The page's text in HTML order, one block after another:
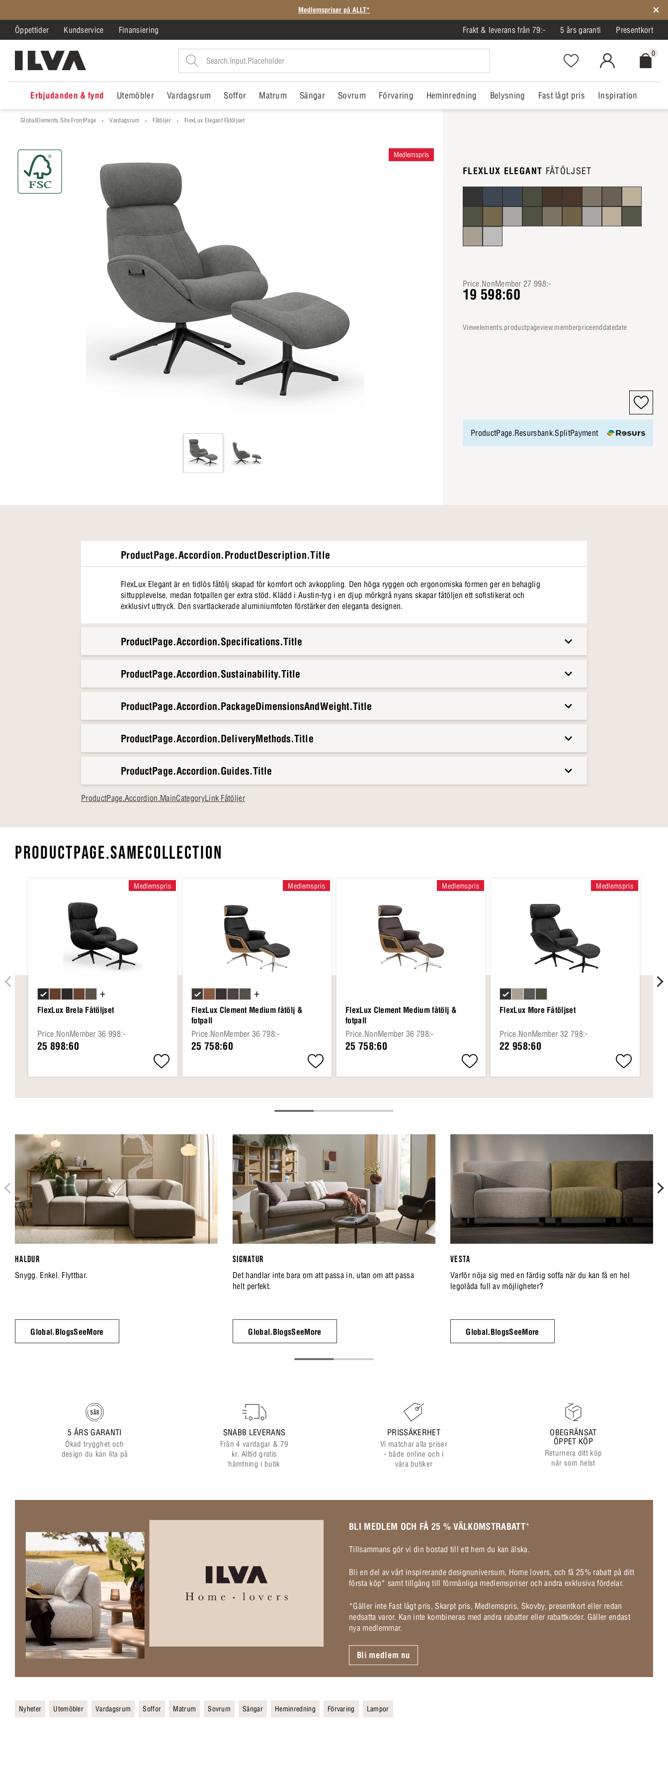
Medlemspriser på ALLT*
Öppettider Kundservice Finansiering Frakt & leverans från 79:- 5 års garanti Presentkort
Favorites.NavigationButton.Text
MitIlva.Login
0
Erbjudanden & fynd Utemöbler Vardagsrum Soffor Matrum Sängar Sovrum Förvaring Heminredning Belysning Fast lågt pris Inspiration
GlobalElements.Site.FrontPage Vardagsrum Fåtöljer FlexLux Elegant Fåtöljset
Medlemspris
FLEXLUX ELEGANT FÅTÖLJSET
Price.NonMember 27 998:-
19 598:60
viewelements.productpageview.memberpriceenddatedate
ProductPage.Resursbank.SplitPayment
ProductPage.Accordion.ProductDescription.Title
FlexLux Elegant är en tidlös fåtölj skapad för komfort och avkoppling. Den höga ryggen och ergonomiska formen ger en behaglig
sittupplevelse, medan fotpallen ger extra stöd. Klädd i Austin-tyg i en djup mörkgrå nyans skapar fåtöljen ett sofistikerat och
exklusivt uttryck. Den svartlackerade aluminiumfoten förstärker den eleganta designen.
ProductPage.Accordion.Specifications.Title
ProductPage.Accordion.Sustainability.Title
ProductPage.Accordion.PackageDimensionsAndWeight.Title
ProductPage.Accordion.DeliveryMethods.Title
ProductPage.Accordion.Guides.Title
ProductPage.Accordion.MainCategoryLink Fåtöljer
PRODUCTPAGE.SAMECOLLECTION
Medlemspris
FlexLux Brela Fåtöljset
Price.NonMember 36 998:-
25 898:60
+
Medlemspris
FlexLux Clement Medium fåtölj &
fotpall
Price.NonMember 36 798:-
25 758:60
+
Medlemspris
FlexLux Clement Medium fåtölj &
fotpall
Price.NonMember 36 798:-
25 758:60
Medlemspris
FlexLux More Fåtöljset
Price.NonMember 32 798:-
22 958:60
HALDUR
Snygg. Enkel. Flyttbar.
Global.BlogsSeeMore
SIGNATUR
Det handlar inte bara om att passa in, utan om att passa
helt perfekt.
Global.BlogsSeeMore
VESTA
Varför nöja sig med en färdig soffa när du kan få en hel
legolåda full av möjligheter?
Global.BlogsSeeMore
5 ÅRS GARANTI
Ökad trygghet och
design du kan lita på
SNABB LEVERANS
Från 4 vardagar & 79
kr. Alltid gratis
hämtning i butik
PRISSÄKERHET
Vi matchar alla priser
- både online och i
våra butiker
OBEGRÄNSAT
ÖPPET KÖP
Returnera ditt köp
när som helst
BLI MEDLEM OCH FÅ 25 % VÄLKOMSTRABATT*
Tillsammans gör vi din bostad till ett hem du kan älska.
Bli en del av vårt inspirerande designuniversum, Home lovers, och få 25% rabatt på ditt
första köp* samt tillgång till förmånliga medlemspriser och andra exklusiva fördelar.
*Gäller inte Fast lågt pris, Skarpt pris, Medlemspris, Skovby, presentkort eller redan
nedsatta varor. Kan inte kombineras med andra rabatter eller rabattkoder. Gäller endast
nya medlemmar.
Bli medlem nu
Nyheter Utemöbler Vardagsrum Soffor Matrum Sovrum Sängar Heminredning Förvaring Lampor